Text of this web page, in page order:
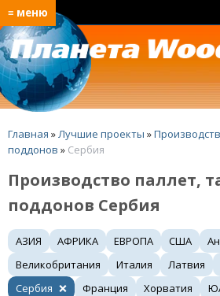
≡ меню
Главная »Лучшие проекты »
поддонов » Сербия
Производство паллет,
поддонов Сербия
АЗИЯ АФРИКА ЕВРОПА США
Великобритания
Италия Латвия
Сербия
Франция Хорватия